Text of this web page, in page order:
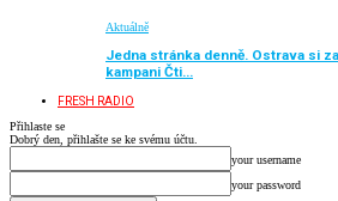
Aktuálně
Jedna stránka denně. Ostrava si
kampani Čti…
FRESH RADIO
Přihlaste se
Dobrý den, přihlašte se ke svému účtu.
your username
your password